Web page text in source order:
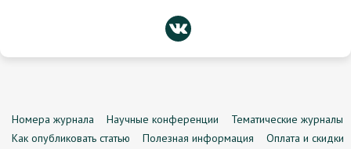
Номера журнала Научные конференции
Тематические журналы
Как опубликовать статью
Полезная информация
Оплата и скидки